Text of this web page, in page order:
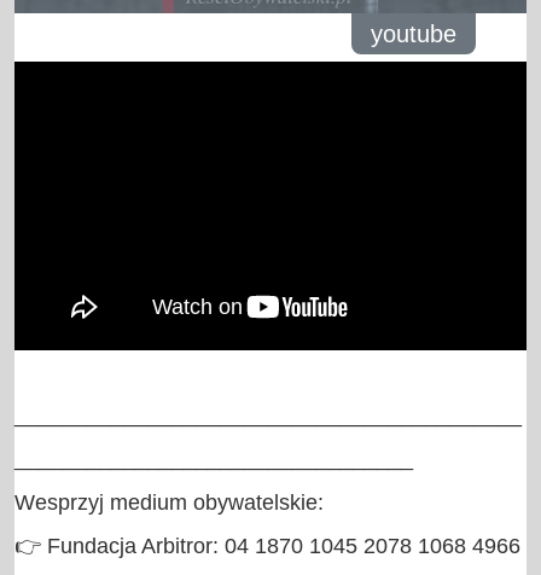
youtube
Wesprzyj medium obywatelskie:
👉 Fundacja Arbitror: 04 1870 1045 2078 1068 4966